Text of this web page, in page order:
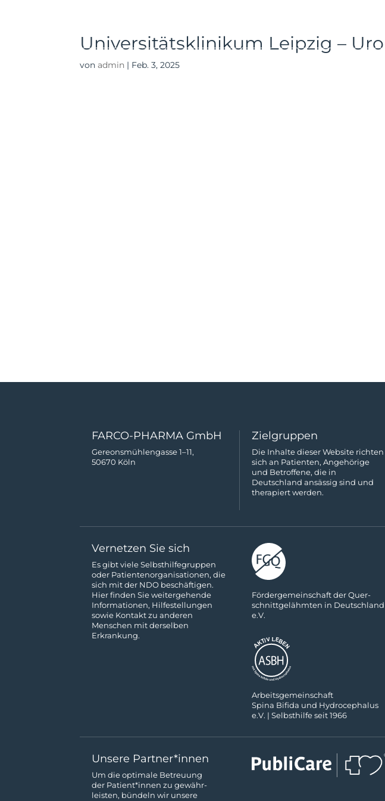
Universitätsklinikum Leipzig –
vonadmin | Feb. 3, 2025
FARCO-PHARMA GmbH
Gereonsmühlengasse 1–11,
50670 Köln
Zielgruppen
Die Inhalte dieser Website richten
sich an Patienten, Angehörige
und Betroffene, die in
Deutschland ansässig sind und
therapiert werden.
Vernetzen Sie sich
Es gibt viele Selbsthilfe­gruppen
oder Patienten­­organisationen, die
sich mit der NDO beschäftigen.
Hier finden Sie weitergehende
Informa­tionen, Hilfestellungen
sowie Kon­takt zu anderen
Menschen mit derselben
Erkrankung.
För­der­ge­mein­schaft der Quer­
schnitt­ge­lähm­ten in Deutsch­land
e.V.
Ar­beits­ge­mein­schaft
Spina Bifida und Hydro­cephalus
e.V. | Selbs­thilfe seit 1966
Unsere Partner*innen
Um die optimale Betreuung
der Patient*innen zu gewähr­
leisten, bündeln wir unsere